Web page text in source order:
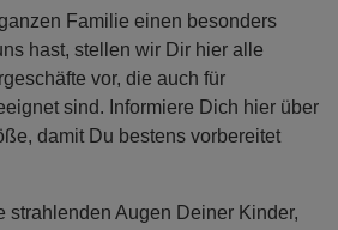
Familie einen besonders
hast, stellen wir Dir hier alle
vor, die auch für
sind. Informiere Dich hier über
damit Du bestens vorbereitet
strahlenden Augen Deiner Kinder,